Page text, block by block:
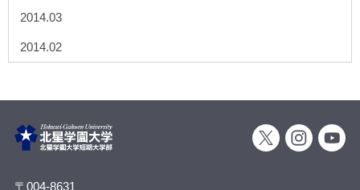
2014.03
2014.02
〒004-8631